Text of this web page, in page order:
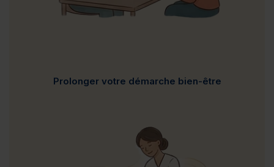
Prolonger votre démarche bien-être